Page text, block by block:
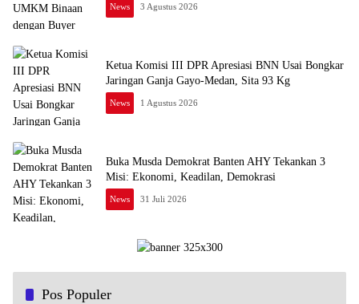
News 3 Agustus 2026
Ketua Komisi III DPR Apresiasi BNN Usai Bongkar
Jaringan Ganja Gayo-Medan, Sita 93 Kg
News 1 Agustus 2026
Buka Musda Demokrat Banten AHY Tekankan 3
Misi: Ekonomi, Keadilan, Demokrasi
News 31 Juli 2026
Pos Populer